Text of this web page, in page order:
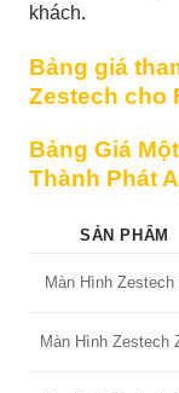
khách.
Bảng giá
Zestech cho
Bảng Giá
Thành Phát
SẢN PHẨM
Màn Hình Zestech
Màn Hình Zestech